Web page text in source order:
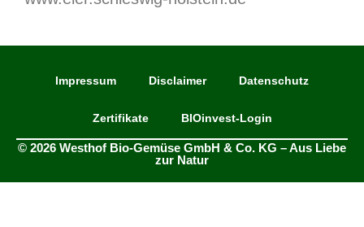
Impressum Disclaimer Datenschutz
Zertifikate BIOinvest-Login
© 2026 Westhof Bio-Gemüse GmbH & Co. KG – Aus Liebe
zur Natur